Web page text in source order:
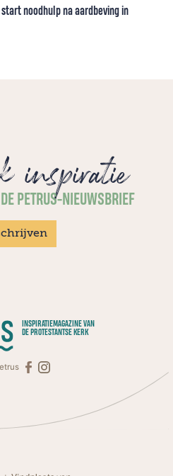
noodhulp na aardbeving in
inspiratie
PETRUS-NIEUWSBRIEF
INSPIRATIEMAGAZINE VAN
DE PROTESTANTSE KERK